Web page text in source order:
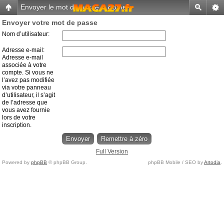
Envoyer le mot de passe-Home
Envoyer votre mot de passe
Nom d’utilisateur:
Adresse e-mail:
Adresse e-mail
associée à votre
compte. Si vous ne
l’avez pas modifiée
via votre panneau
d’utilisateur, il s’agit
de l’adresse que
vous avez fournie
lors de votre
inscription.
Full Version
Powered by phpBB © phpBB Group. phpBB Mobile / SEO byArtodia